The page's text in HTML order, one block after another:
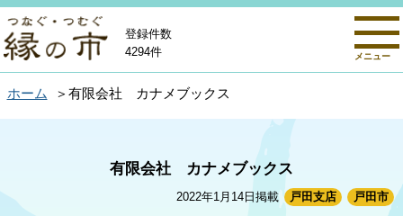
メニュー
登録件数
4294件
ホーム 有限会社 カナメブックス
2022年1月14日掲載 戸田支店 戸田市
有限会社 カナメブックス